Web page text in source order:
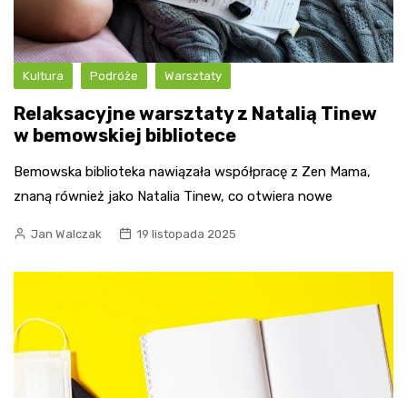
Kultura Podróże Warsztaty
Relaksacyjne warsztaty z Natalią Tinew
w bemowskiej bibliotece
Bemowska biblioteka nawiązała współpracę z Zen Mama,
znaną również jako Natalia Tinew, co otwiera nowe
Jan Walczak 19 listopada 2025